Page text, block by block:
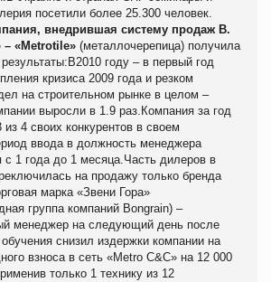
посетили более 25.300 человек.
внедрившая систему продаж В.
– «Metrotile» (металлочерепица) получила
году – в первый год
кризиса 2009 года и резком
на строительном рынке в целом –
выросли в 1.9 раз.Компания за год
из 4 своих конкурентов в своем
ввода в должность менеджера
1 года до 1 месяца.Часть дилеров в
на продажу только бренда
марка «Звени Гора»
группа компаний Bongrain) –
менеджер на следующий день после
снизил издержки компании на
взноса в сеть «Metro C&C» на 12 000
только 1 технику из 12